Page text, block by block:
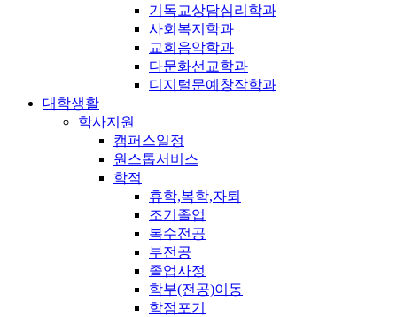
기독교상담심리학과
사회복지학과
교회음악학과
다문화선교학과
디지털문예창작학과
대학생활
학사지원
캠퍼스일정
원스톱서비스
학적
휴학,복학,자퇴
조기졸업
복수전공
부전공
졸업사정
학부(전공)이동
학점포기